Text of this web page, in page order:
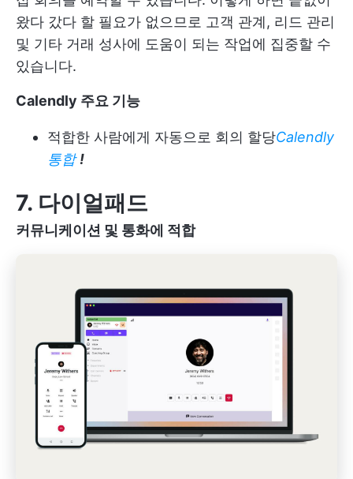
왔다 갔다 할 필요가 없으므로 고객 관계, 리드 관리
및 기타 거래 성사에 도움이 되는 작업에 집중할 수
있습니다.
Calendly 주요 기능
적합한 사람에게 자동으로 회의 할당Calendly
통합 !
7. 다이얼패드
커뮤니케이션 및 통화에 적합